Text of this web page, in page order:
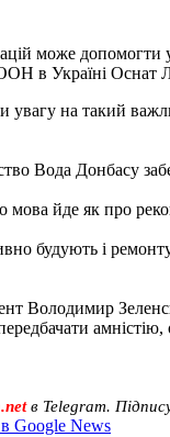
може допомогти
в Україні Оснат
увагу на такий
Вода Донбасу
мова йде як про
будують і
Володимир
в Telegram.
Google News